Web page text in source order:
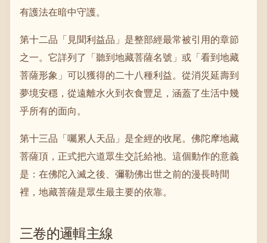
有護法在暗中守護。
第十二品「見聞利益品」是整部經最常被引用的章節
之一。它詳列了「聽到地藏菩薩名號」或「看到地藏
菩薩形象」可以獲得的二十八種利益。從消災延壽到
夢境安穩，從遠離水火到衣食豐足，涵蓋了生活中幾
乎所有的面向。
第十三品「囑累人天品」是全經的收尾。佛陀摩地藏
菩薩頂，正式把六道眾生交託給祂。這個動作的意義
是：在佛陀入滅之後、彌勒佛出世之前的漫長時間
裡，地藏菩薩是眾生最主要的依靠。
三卷的邏輯主線